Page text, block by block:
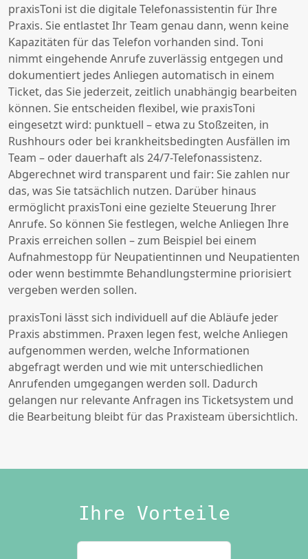
praxisToni ist die digitale Telefonassistentin für Ihre
Praxis. Sie entlastet Ihr Team genau dann, wenn keine
Kapazitäten für das Telefon vorhanden sind. Toni
nimmt eingehende Anrufe zuverlässig entgegen und
dokumentiert jedes Anliegen automatisch in einem
Ticket, das Sie jederzeit, zeitlich unabhängig bearbeiten
können. Sie entscheiden flexibel, wie praxisToni
eingesetzt wird: punktuell – etwa zu Stoßzeiten, in
Rushhours oder bei krankheitsbedingten Ausfällen im
Team – oder dauerhaft als 24/7-Telefonassistenz.
Abgerechnet wird transparent und fair: Sie zahlen nur
das, was Sie tatsächlich nutzen. Darüber hinaus
ermöglicht praxisToni eine gezielte Steuerung Ihrer
Anrufe. So können Sie festlegen, welche Anliegen Ihre
Praxis erreichen sollen – zum Beispiel bei einem
Aufnahmestopp für Neupatientinnen und Neupatienten
oder wenn bestimmte Behandlungstermine priorisiert
vergeben werden sollen.
praxisToni lässt sich individuell auf die Abläufe jeder
Praxis abstimmen. Praxen legen fest, welche Anliegen
aufgenommen werden, welche Informationen
abgefragt werden und wie mit unterschiedlichen
Anrufenden umgegangen werden soll. Dadurch
gelangen nur relevante Anfragen ins Ticketsystem und
die Bearbeitung bleibt für das Praxisteam übersichtlich.
Ihre Vorteile